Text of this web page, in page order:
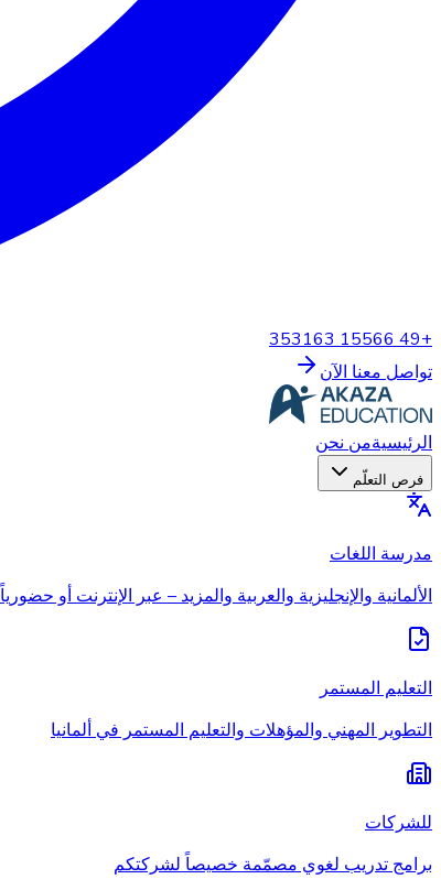
+49 15566 353163
تواصل معنا الآن
الرئيسيةمن نحن
فرص التعلّم
مدرسة اللغات
الألمانية والإنجليزية والعربية والمزيد – عبر الإنترنت أو حضورياً
التعليم المستمر
التطوير المهني والمؤهلات والتعليم المستمر في ألمانيا
للشركات
برامج تدريب لغوي مصمّمة خصيصاً لشركتكم